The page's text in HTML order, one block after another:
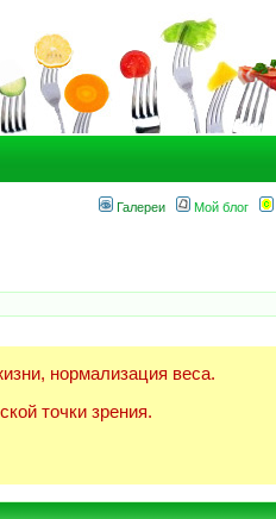
Галереи Мой блог
нормализация веса.
точки зрения.